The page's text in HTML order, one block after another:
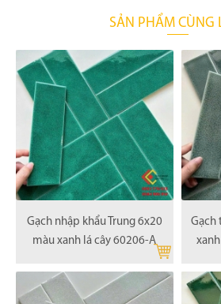
SẢN PHẨM CÙNG
Gạch nhập khẩu Trung 6x20
màu xanh lá cây 60206-A
Gạch